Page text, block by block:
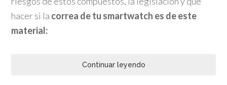
hacer si la correa de tu smartwatch es de este
material:
Continuar leyendo